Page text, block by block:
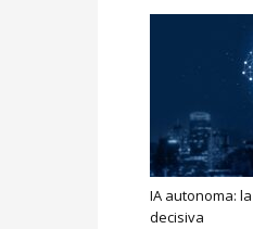
IA autonoma:
decisiva